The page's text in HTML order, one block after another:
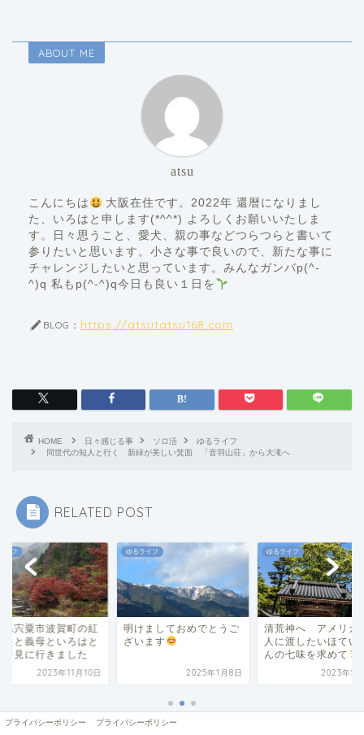
ABOUT ME
atsu
こんにちは
大阪在住です。2022年 還暦になりまし
た、いろはと申します(*^^*) よろしくお願いいたしま
す。日々思うこと、愛犬、親の事などつらつらと書いて
参りたいと思います。小さな事で良いので、新たな事に
チャレンジしたいと思っています。みんなガンバp(^-
^)q 私もp(^-^)q今日も良い１日を
BLOG： https://atsutatsu168.com
HOME 日々感じる事 ソロ活
ゆるライフ
同世代の知人と行く 新緑が美しい箕面 「音羽山荘」から大滝へ
RELATED POST
イフ
ましておめでとうご
ます
2025年1月8日
ゆるライフ
清荒神へ アメリカの友
人に渡したいほていやさ
2023年5月12日
ゆるライフ
兵庫県宍粟市波賀町
葉を夫と義母といろ
雨の中見に行きまし
2023年11
プライバシーポリシー プライバシーポリシー